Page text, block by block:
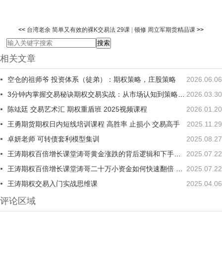
<< 台湾老余 简单又有效的裸K交易法 29课 顿修 周立军期货精品课>>
相关文章
2026.06.06
空仓的祖师爷 投资体系（徒弟）：期权策略，庄股策略
2026.03.30
3分钟内掌握交易秘诀期权交易实战：从市场认知到策略执行全攻略
2026.01.20
陈竑廷 交易艺术汇 期权重盾班 2025视频课程
2025.11.29
王勇期货期权日内短线培训课程 高胜率 止损小 交易高手
2025.08.27
卓妍老师 可转债套利模型集训
2025.07.22
王涛期权百倍增长课堂涛哥黄金涨跌的背后逻辑和下手时机 1视频
2025.07.22
王涛期权百倍增长课堂涛哥二十万小资金如何快速翻倍 1视频
2025.04.06
王涛期权交易入门实战思维课
评论区域